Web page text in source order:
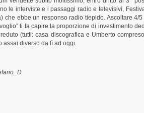
le interviste e i passaggi radio e televisivi,
ebbe un responso radio tiepido. Ascoltare 4/
ti fa capire la proporzione di investimento
(tutti: casa discografica e Umberto
diverso da lì ad oggi.